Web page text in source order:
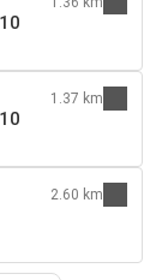
1.37 km
2.60 km